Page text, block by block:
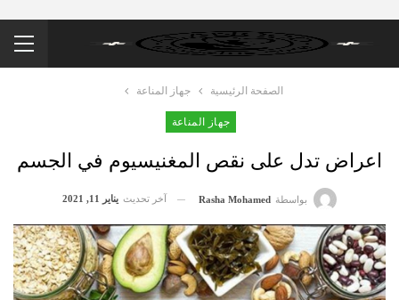
الصفحة الرئيسية جهاز المناعة
جهاز المناعة
اعراض تدل على نقص المغنيسيوم في الجسم
بواسطة Rasha Mohamed آخر تحديث يناير 11, 2021